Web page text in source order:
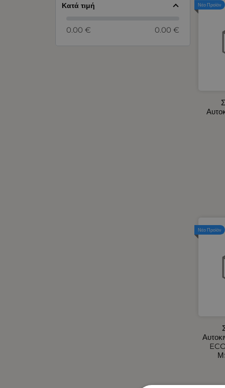
Νέο Προϊόν
Νέο Προϊόν
Βεντιλατέρ Ψυγείων Αυτοκινήτου
Διακόπτες - Πρίζες Σκάφους -
Αυτοκινήτου
Διακόπτες Αυτοκινήτου -
Κατά τιμή
0.00 € 0.00 €